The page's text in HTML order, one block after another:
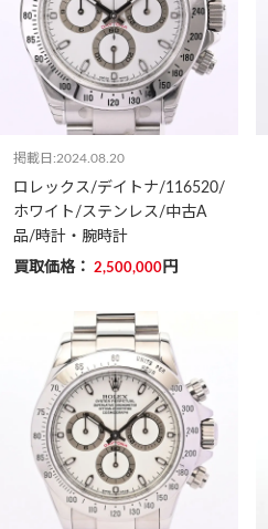
掲載日:2024.08.20
ロレックス/デイトナ/116520/
ホワイト/ステンレス/中古A
品/時計・腕時計
買取価格： 2,500,000 円